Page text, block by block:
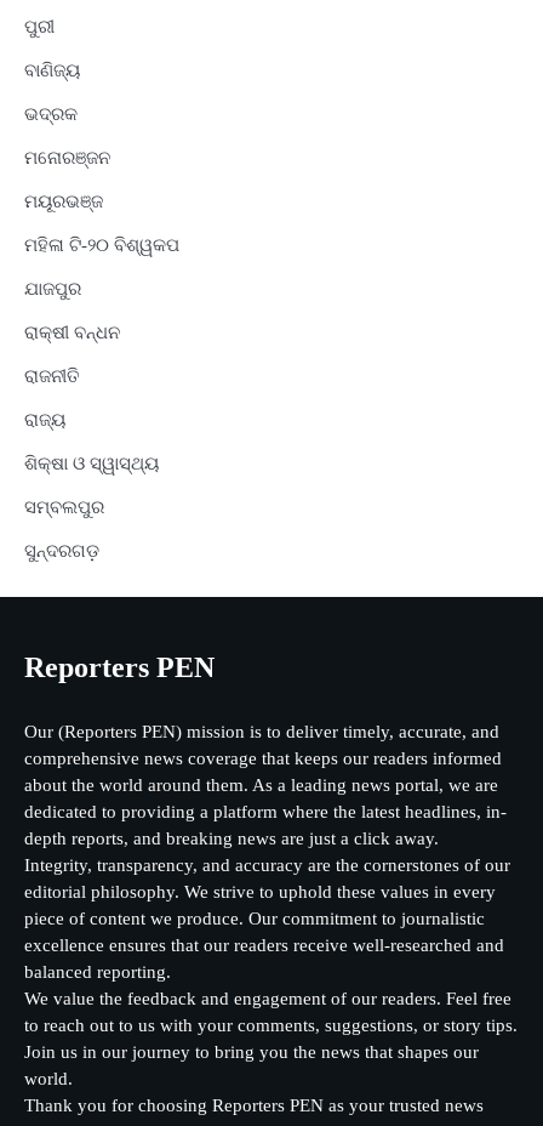
ପୁରୀ
ବାଣିଜ୍ୟ
ଭଦ୍ରକ
ମନୋରଞ୍ଜନ
ମୟୂରଭଞ୍ଜ
ମହିଳା ଟି-୨୦ ବିଶ୍ୱକପ
ଯାଜପୁର
ରାକ୍ଷୀ ବନ୍ଧନ
ରାଜନୀତି
ରାଜ୍ୟ
ଶିକ୍ଷା ଓ ସ୍ୱାସ୍ଥ୍ୟ
ସମ୍ବଲପୁର
ସୁନ୍ଦରଗଡ଼
Reporters PEN
Our (Reporters PEN) mission is to deliver timely, accurate, and
comprehensive news coverage that keeps our readers informed
about the world around them. As a leading news portal, we are
dedicated to providing a platform where the latest headlines, in-
depth reports, and breaking news are just a click away.
Integrity, transparency, and accuracy are the cornerstones of our
editorial philosophy. We strive to uphold these values in every
piece of content we produce. Our commitment to journalistic
excellence ensures that our readers receive well-researched and
balanced reporting.
We value the feedback and engagement of our readers. Feel free
to reach out to us with your comments, suggestions, or story tips.
Join us in our journey to bring you the news that shapes our
world.
Thank you for choosing Reporters PEN as your trusted news